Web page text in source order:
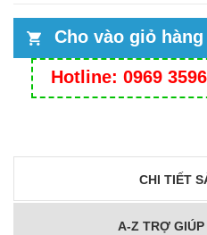
Cho vào giỏ hàng
Hotline: 0969
CHI TIẾT
A-Z TRỢ